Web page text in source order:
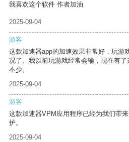
我喜欢这个软件 作者加油
2025-09-04
游客
这款加速器app的加速效果非常好，玩游
况了。我以前玩游戏经常会输，现在有
不少。
2025-09-04
游客
这款加速器VPM应用程序已经为我们带
护。
2025-09-04